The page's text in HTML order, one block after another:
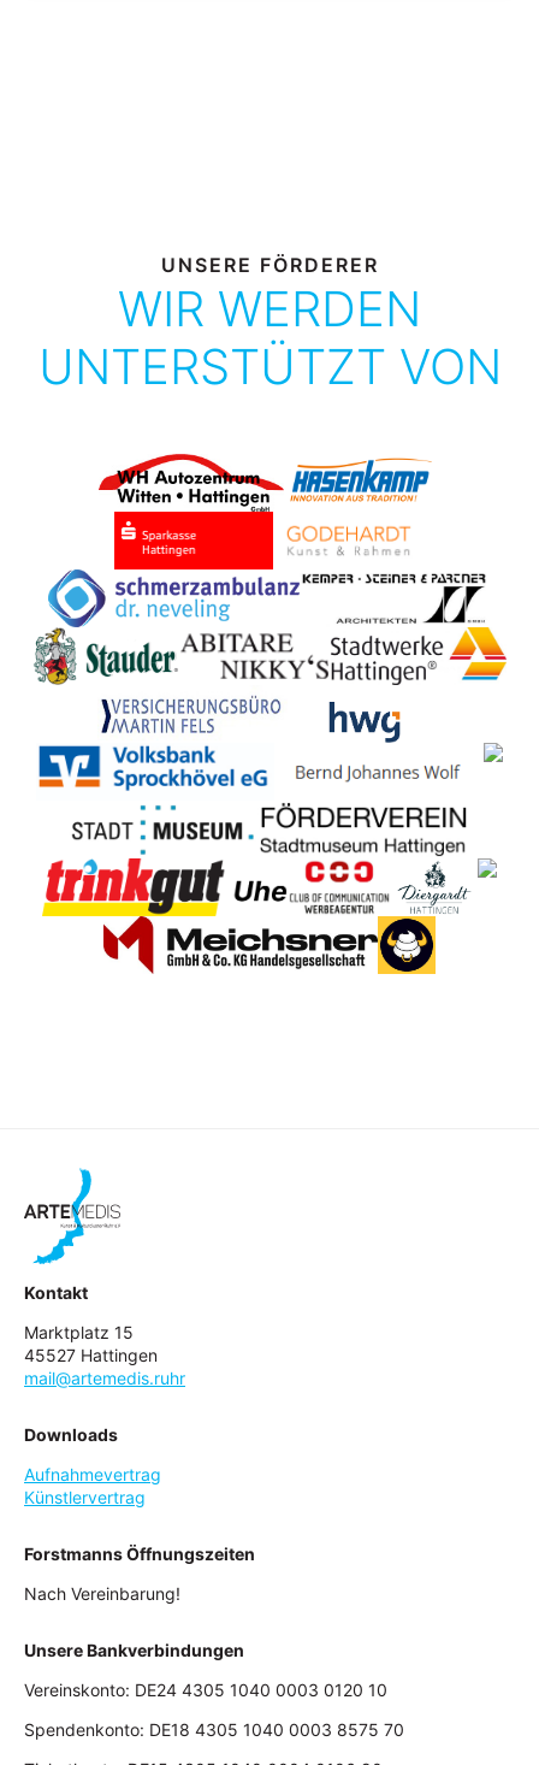
UNSERE FÖRDERER
WIR WERDEN
UNTERSTÜTZT VON
Kontakt
Marktplatz 15
45527 Hattingen
mail@artemedis.ruhr
Downloads
Aufnahmevertrag
Künstlervertrag
Forstmanns Öffnungszeiten
Nach Vereinbarung!
Unsere Bankverbindungen
Vereinskonto: DE24 4305 1040 0003 0120 10
Spendenkonto: DE18 4305 1040 0003 8575 70